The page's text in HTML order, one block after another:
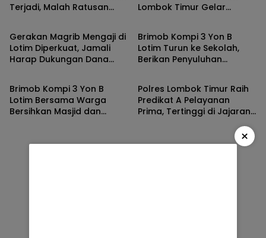
Terjadi, Malah Ratusan
Lombok Timur Gelar
Berita
Gerakan Magrib Mengaji di
Lotim Diperkuat, Jamali
Harap Dukungan Dana
Berita
Brimob Kompi 3 Yon B
Lotim Turun ke Sekolah,
Berikan Penyuluhan
Berita
Brimob Kompi 3 Yon B
Lotim Bersama Warga
Bersihkan Masjid dan
Berita
Polres Lombok Timur Raih
Predikat A Pelayanan
Prima, Tertinggi di Jajaran
×